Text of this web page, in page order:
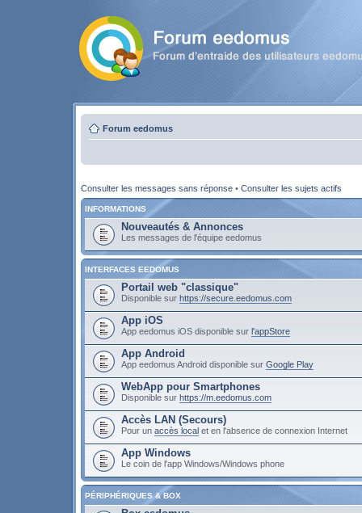
Forum eedomus
Consulter les messages sans réponse • Consulter les sujets actifs
INFORMATIONS
Nouveautés & Annonces
Les messages de l'équipe eedomus
INTERFACES EEDOMUS
Portail web "classique"
Disponible sur https://secure.eedomus.com
App iOS
App eedomus iOS disponible sur l'appStore
App Android
App eedomus Android disponible sur Google Play
WebApp pour Smartphones
Disponible sur https://m.eedomus.com
Accès LAN (Secours)
Pour un accès local et en l'absence de connexion Internet
App Windows
Le coin de l'app Windows/Windows phone
PÉRIPHÉRIQUES & BOX